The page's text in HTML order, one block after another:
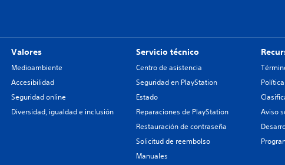
Valores
Medioambiente
Accesibilidad
Seguridad online
Diversidad, igualdad e inclusión
Servicio técnico
Centro de asistencia
Seguridad en PlayStation
Estado
Reparaciones de PlayStation
Restauración de contraseña
Solicitud de reembolso
Manuales
Aviso